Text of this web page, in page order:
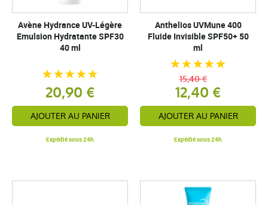
Avène Hydrance UV-Légère
Emulsion Hydratante SPF30
40 ml
20,90 €
AJOUTER AU PANIER
Expédié sous 24h
Anthelios UVMune 400
Fluide Invisible SPF50+ 50
ml
12,40 €
15,40 €
AJOUTER AU PANIER
Expédié sous 24h